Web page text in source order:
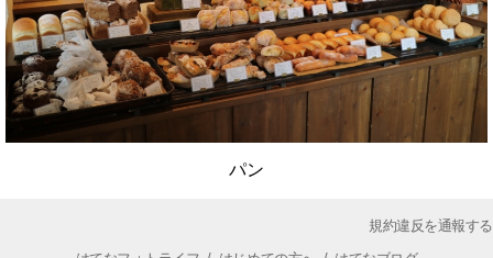
パン
規約違反を通報する